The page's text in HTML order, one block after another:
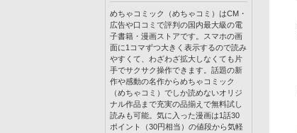
めちゃコミック（めちゃコミ）はCM・
広告や口コミで評判の国内最大級の電
子書籍・漫画ストアです。スマホの画
面に1コマずつ大きく表示するので読み
やすくて、わざわざ拡大しなくても片
手でサクサク操作できます。話題の新
作や感動の名作からめちゃコミック
（めちゃコミ）でしか読めないオリジ
ナル作品まで充実の品揃えで無料試し
読みも可能。気に入った漫画は1話30
ポイント（30円相当）の値段から気軽